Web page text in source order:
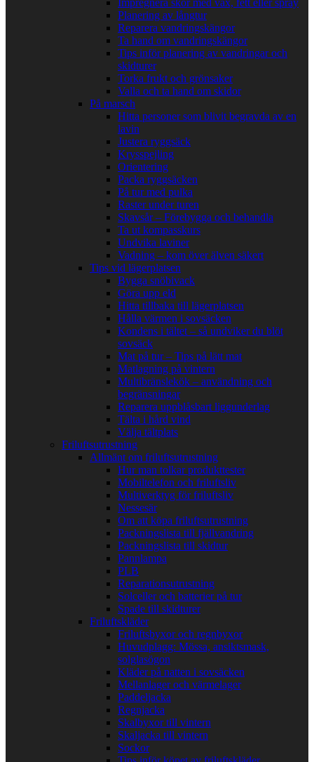
Impregnera skor med vax, fett eller spray
Planering av långtur
Reparera vandringskängor
Ta hand om vandringskängor
Tips inför planering av vandringar och
skidturer
Torka frukt och grönsaker
Valla och ta hand om skidor
På marsch
Hitta personer som blivit begravda av en
lavin
Justera ryggsäck
Krysspejling
Orientering
Packa ryggsäcken
På tur med pulka
Raster under turen
Skavsår – Förebygga och behandla
Ta ut kompasskurs
Undvika laviner
Vadning – kom över älven säkert
Tips vid lägerplatsen
Bygga snöbivack
Göra upp eld
Hitta tillbaka till lägerplatsen
Hålla värmen i sovsäcken
Kondens i tältet – så undviker du blöt
sovsäck
Mat på tur – Tips på lätt mat
Matlagning på vintern
Multibränslekök – användning och
begränsningar
Reparera uppblåsbart liggunderlag
Tälta i hård vind
Välja tältplats
Friluftsutrustning
Allmänt om friluftsutrustning
Hur man tolkar produkttester
Mobiltelefon och friluftsliv
Multiverktyg för friluftsliv
Nessesär
Om att köpa friluftsutrustning
Packningslista till fjällvandring
Packningslista till skidtur
Pannlampa
PLB
Reparationsutrustning
Solceller och batterier på tur
Spade till skidturer
Friluftskläder
Friluftsbyxor och regnbyxor
Huvudplagg: Mössa, ansiktsmask,
solglasögon
Kläder på natten i sovsäcken
Mellanlager och värmelager
Paddeljacka
Regnjacka
Skalbyxor till vintern
Skaljacka till vintern
Sockor